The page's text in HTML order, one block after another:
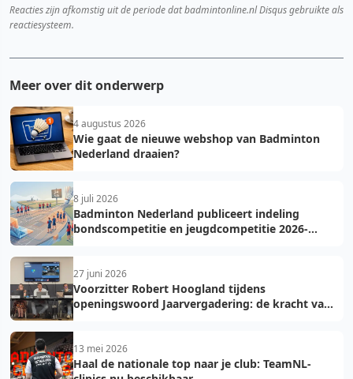
Reacties zijn afkomstig uit de periode dat badmintonline.nl Disqus gebruikte als
reactiesysteem.
Meer over dit onderwerp
4 augustus 2026
Wie gaat de nieuwe webshop van Badminton
Nederland draaien?
8 juli 2026
Badminton Nederland publiceert indeling
bondscompetitie en jeugdcompetitie 2026-
27 juni 2026
Voorzitter Robert Hoogland tijdens
openingswoord Jaarvergadering: de kracht van
13 mei 2026
Haal de nationale top naar je club: TeamNL-